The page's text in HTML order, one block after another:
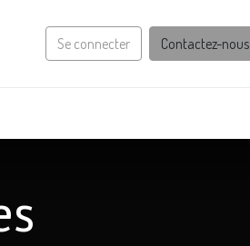
Se connecter Contactez-nous